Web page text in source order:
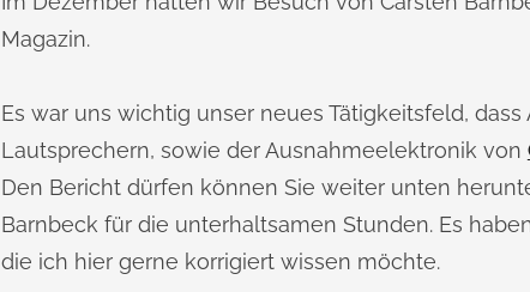
Magazin.
Es war uns wichtig unser neues Tätigkeitsfeld,
Lautsprechern, sowie der Ausnahmeelektronik von
Den Bericht dürfen können Sie weiter unten
Barnbeck für die unterhaltsamen Stunden. Es
die ich hier gerne korrigiert wissen möchte.